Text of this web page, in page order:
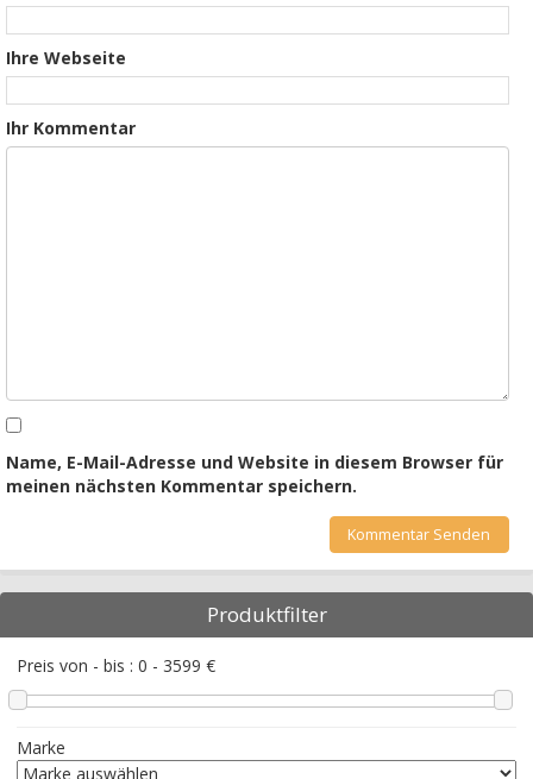
Ihre Webseite
Ihr Kommentar
Name, E-Mail-Adresse und Website in diesem Browser für
meinen nächsten Kommentar speichern.
Produktfilter
Preis von - bis : 0 - 3599 €
Marke